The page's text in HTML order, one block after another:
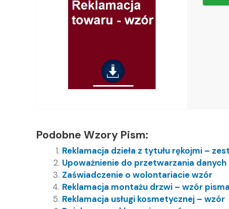
Podobne Wzory Pism:
Reklamacja dzieła z tytułu rękojmi –
Upoważnienie do przetwarzania
Zaświadczenie o wolontariacie wzór
Reklamacja montażu drzwi – wzór pisma
Reklamacja usługi kosmetycznej – wzór